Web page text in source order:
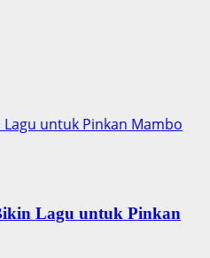
untuk Pinkan Mambo
Lagu untuk Pinkan